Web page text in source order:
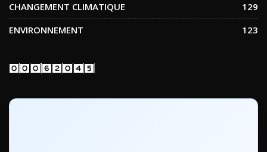
CHANGEMENT CLIMATIQUE
129
ENVIRONNEMENT
123